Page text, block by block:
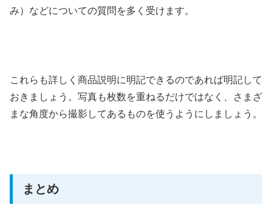
み）などについての質問を多く受けます。
これらも詳しく商品説明に明記できるのであれば明記して
おきましょう。写真も枚数を重ねるだけではなく、さまざ
まな角度から撮影してあるものを使うようにしましょう。
まとめ